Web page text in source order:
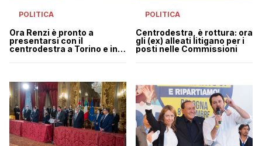
POLITICA
Ora Renzi è pronto a
presentarsi con il
centrodestra a Torino e in
POLITICA
Centrodestra, è rottura: ora
gli (ex) alleati litigano per i
posti nelle Commissioni